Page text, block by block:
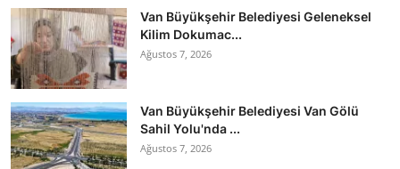
Van Büyükşehir Belediyesi Geleneksel
Kilim Dokumac...
Ağustos 7, 2026
Van Büyükşehir Belediyesi Van Gölü
Sahil Yolu'nda ...
Ağustos 7, 2026